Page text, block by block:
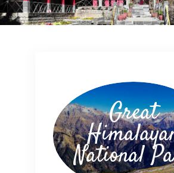
Great
National